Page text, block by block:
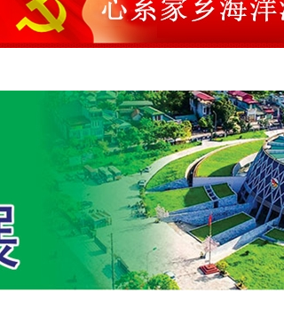
下达职能任务决定
越南国会主席陈青敏与承天顺化省